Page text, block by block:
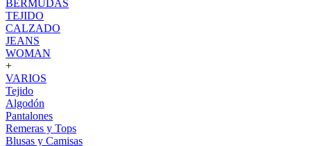
BERMUDAS
TEJIDO
CALZADO
JEANS
WOMAN
+
VARIOS
Tejido
Algodón
Pantalones
Remeras y Tops
Blusas y Camisas